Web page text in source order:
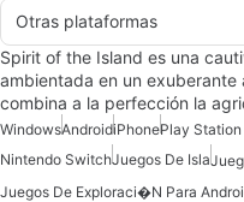
Otras plataformas
Spirit of the Island es una
ambientada en un exuberante
combina a la perfección la
WindowsAndroidiPhonePlay Station
Nintendo SwitchJuegos De Isla
Juegos De Exploraci�n Para